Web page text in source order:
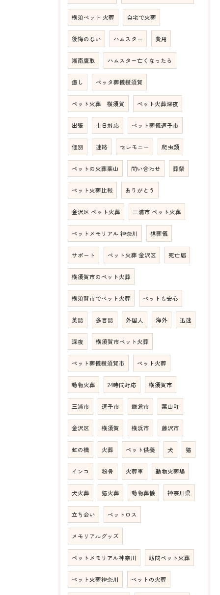
横須ペット 火葬 自宅で火葬
後悔のない ハムスター 費用
湘南鷹取 ハムスター亡くなったら
癒し ペッタ葬儀横須賀
ペット火葬 横須賀 ペット火葬深夜
出張 土日対応 ペット葬儀逗子市
個別 連絡 セレモニー 爬虫類
ペットの火葬葉山 問い合わせ 葬祭
ペット火葬比較 ありがとう
金沢区 ペット火葬 三浦市 ペット火葬
ペットメモリアル 神奈川 猫葬儀
サポート ペット火葬 金沢区 死亡届
横須賀市のペット火葬
横須賀市でペット火葬 ペットも安心
英語 多言語 外国人 海外 迅速
深夜 横須賀市ペット火葬
ペット葬儀横須賀市 ペット火葬
動物火葬 24時間対応 横須賀市
三浦市 逗子市 鎌倉市 葉山町
金沢区 横須賀 横浜市 藤沢市
虹の橋 火葬 ペット供養 犬 猫
インコ 粉骨 火葬車 動物火葬場
犬火葬 猫火葬 動物葬儀 神奈川県
立ち会い ペットロス
メモリアルグッズ
ペットメモリアル神奈川 訪問ペット火葬
ペット火葬神奈川 ペットの火葬